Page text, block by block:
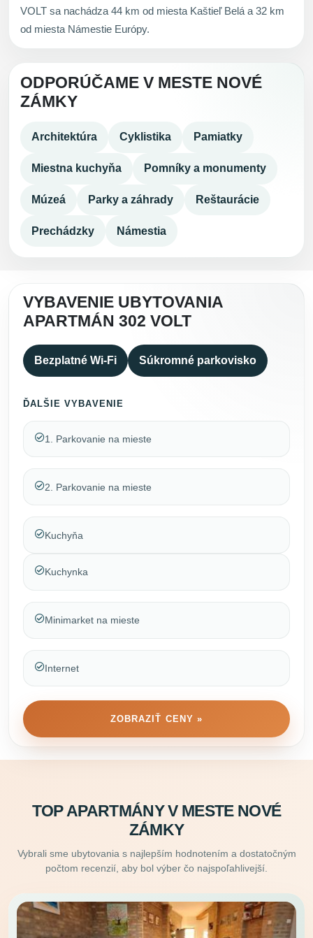
VOLT sa nachádza 44 km od miesta Kaštieľ Belá a 32 km
od miesta Námestie Európy.
ODPORÚČAME V MESTE NOVÉ
ZÁMKY
Architektúra Cyklistika Pamiatky
Miestna kuchyňa Pomníky a monumenty
Múzeá Parky a záhrady Reštaurácie
Prechádzky Námestia
VYBAVENIE UBYTOVANIA
APARTMÁN 302 VOLT
Bezplatné Wi-Fi Súkromné parkovisko
ĎALŠIE VYBAVENIE
1. Parkovanie na mieste
2. Parkovanie na mieste
Kuchyňa
Kuchynka
Minimarket na mieste
Internet
ZOBRAZIŤ CENY »
TOP APARTMÁNY V MESTE NOVÉ
ZÁMKY
Vybrali sme ubytovania s najlepším hodnotením a dostatočným
počtom recenzií, aby bol výber čo najspoľahlivejší.